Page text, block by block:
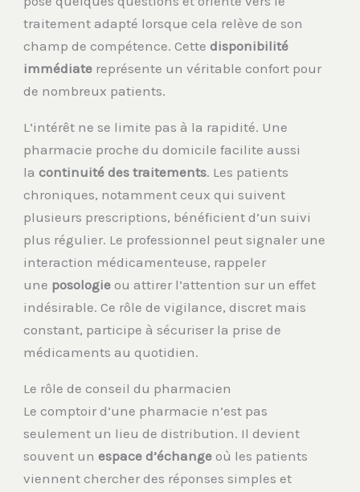
traitement adapté lorsque cela relève de son
champ de compétence. Cettedisponibilité
immédiate représente un véritable confort pour
de nombreux patients.
L’intérêt ne se limite pas à la rapidité. Une
pharmacie proche du domicile facilite aussi
lacontinuité des traitements. Les patients
chroniques, notamment ceux qui suivent
plusieurs prescriptions, bénéficient d’un suivi
plus régulier. Le professionnel peut signaler une
interaction médicamenteuse, rappeler
une posologie ou attirer l’attention sur un effet
indésirable. Ce rôle de vigilance, discret mais
constant, participe à sécuriser la prise de
médicaments au quotidien.
Le rôle de conseil du pharmacien
Le comptoir d’une pharmacie n’est pas
seulement un lieu de distribution. Il devient
souvent unespace d’échange où les patients
viennent chercher des réponses simples et